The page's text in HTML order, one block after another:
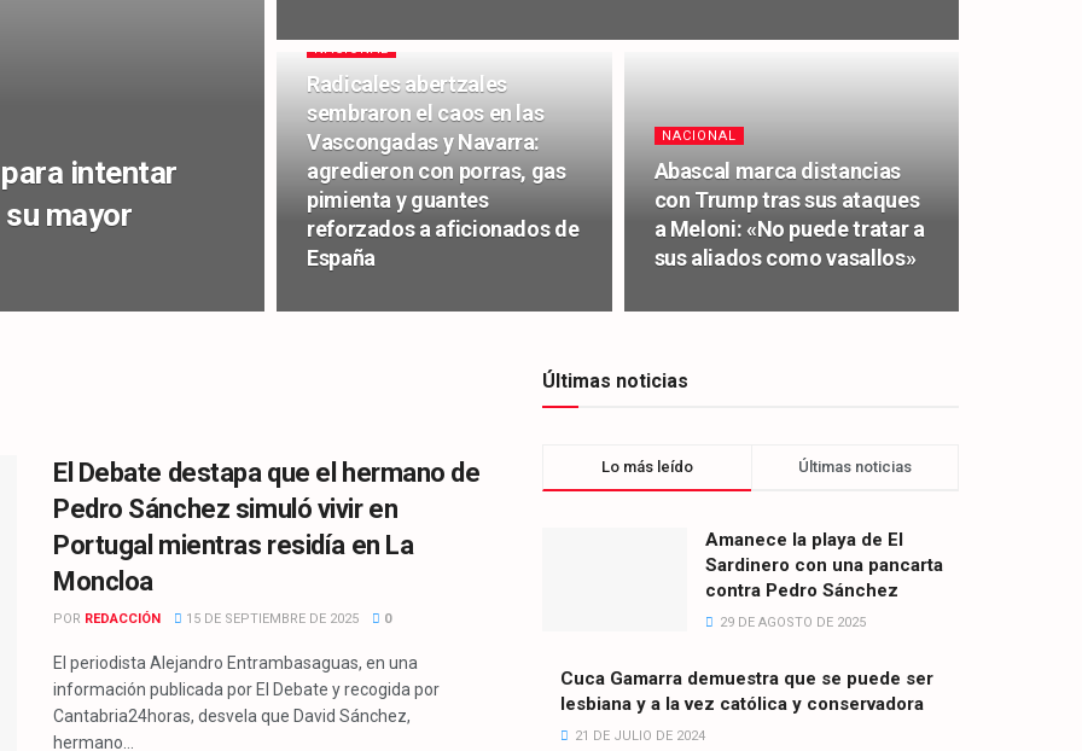
intentar
su mayor
NACIONAL
Radicales abertzales
sembraron el caos en las
Vascongadas y Navarra:
agredieron con porras, gas
pimienta y guantes
reforzados a aficionados de
España
NACIONAL
Abascal marca distancias
con Trump tras sus ataques
a Meloni: «No puede tratar a
sus aliados como vasallos»
El Debate destapa que el hermano de
Pedro Sánchez simuló vivir en
Portugal mientras residía en La
Moncloa
POR REDACCIÓN 15 DE SEPTIEMBRE DE 2025 0
El periodista Alejandro Entrambasaguas, en una
información publicada por El Debate y recogida por
Cantabria24horas, desvela que David Sánchez,
hermano...
Últimas noticias
Lo más leído Últimas noticias
Amanece la playa de El
Sardinero con una pancarta
contra Pedro Sánchez
29 DE AGOSTO DE 2025
Cuca Gamarra demuestra que se puede ser
lesbiana y a la vez católica y conservadora
21 DE JULIO DE 2024